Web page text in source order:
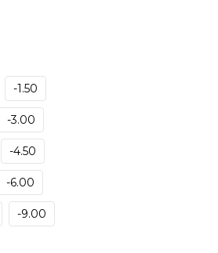
-1.50
-3.00
-4.50
-6.00
-9.00